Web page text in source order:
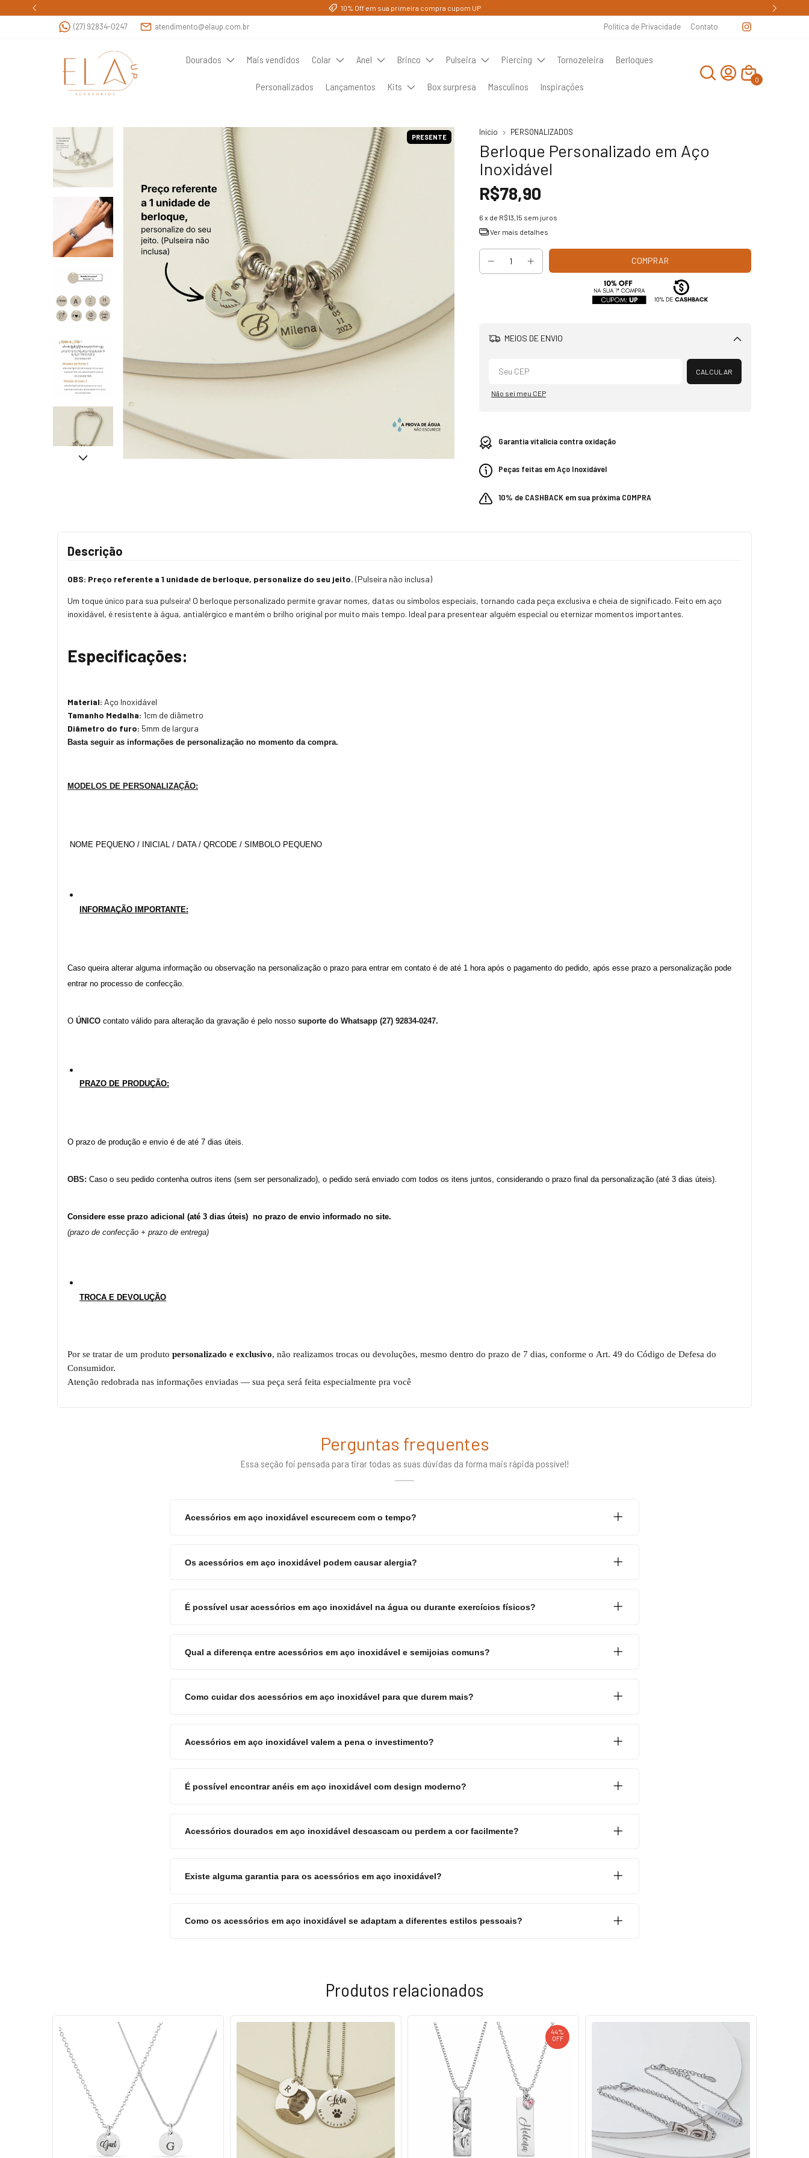
10% Off em sua primeira compra cupom UP
(27) 92834-0247 atendimento@elaup.com.br Política de Privacidade Contato
Dourados Mais vendidos Colar Anel Brinco Pulseira Piercing Tornozeleira Berloques
Personalizados Lançamentos Kits Box surpresa Masculinos Inspirações
0
PRESENTE
Início PERSONALIZADOS
Berloque Personalizado em Aço
Inoxidável
R$78,90
6 x de R$13,15 sem juros
Ver mais detalhes
MEIOS DE ENVIO
Alterar CEP
CALCULAR
Não sei meu CEP
Garantia vitalícia contra oxidação
Peças feitas em Aço Inoxidável
10% de CASHBACK em sua próxima COMPRA
Descrição
OBS: Preço referente a 1 unidade de berloque, personalize do seu jeito. (Pulseira não inclusa)
Um toque único para sua pulseira! O berloque personalizado permite gravar nomes, datas ou símbolos especiais, tornando cada peça exclusiva e cheia de significado. Feito em aço
inoxidável, é resistente à água, antialérgico e mantém o brilho original por muito mais tempo. Ideal para presentear alguém especial ou eternizar momentos importantes.
Especificações:
Material: Aço Inoxidável
Tamanho Medalha: 1cm de diâmetro
Diâmetro do furo: 5mm de largura
Basta seguir as informações de personalização no momento da compra.
MODELOS DE PERSONALIZAÇÃO:
NOME PEQUENO / INICIAL / DATA / QRCODE / SIMBOLO PEQUENO
INFORMAÇÃO IMPORTANTE:
Caso queira alterar alguma informação ou observação na personalização o prazo para entrar em contato é de até 1 hora após o pagamento do pedido, após esse prazo a personalização pode
entrar no processo de confecção.
O ÚNICO contato válido para alteração da gravação é pelo nosso suporte do Whatsapp (27) 92834-0247.
PRAZO DE PRODUÇÃO:
O prazo de produção e envio é de até 7 dias úteis.
OBS: Caso o seu pedido contenha outros itens (sem ser personalizado), o pedido será enviado com todos os itens juntos, considerando o prazo final da personalização (até 3 dias úteis).
Considere esse prazo adicional (até 3 dias úteis)  no prazo de envio informado no site.
(prazo de confecção + prazo de entrega)
TROCA E DEVOLUÇÃO
Por se tratar de um produto personalizado e exclusivo, não realizamos trocas ou devoluções, mesmo dentro do prazo de 7 dias, conforme o Art. 49 do Código de Defesa do
Consumidor.
Atenção redobrada nas informações enviadas — sua peça será feita especialmente pra você
Perguntas frequentes
Essa seção foi pensada para tirar todas as suas dúvidas da forma mais rápida possível!
Acessórios em aço inoxidável escurecem com o tempo?
Os acessórios em aço inoxidável podem causar alergia?
É possível usar acessórios em aço inoxidável na água ou durante exercícios físicos?
Qual a diferença entre acessórios em aço inoxidável e semijoias comuns?
Como cuidar dos acessórios em aço inoxidável para que durem mais?
Acessórios em aço inoxidável valem a pena o investimento?
É possível encontrar anéis em aço inoxidável com design moderno?
Acessórios dourados em aço inoxidável descascam ou perdem a cor facilmente?
Existe alguma garantia para os acessórios em aço inoxidável?
Como os acessórios em aço inoxidável se adaptam a diferentes estilos pessoais?
Produtos relacionados
44%
OFF